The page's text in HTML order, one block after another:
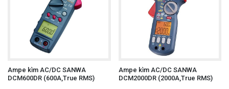
Ampe kìm AC/DC SANWA
DCM600DR (600A,True RMS)
Ampe kìm AC/DC SANWA
DCM2000DR (2000A,True RMS)